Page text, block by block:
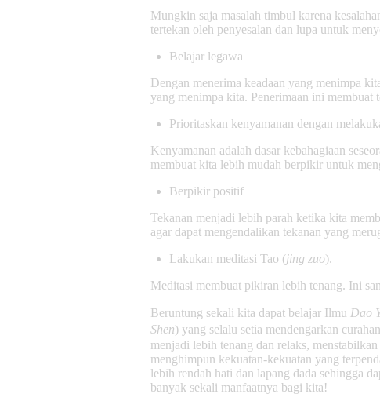
Mungkin saja masalah timbul karena
tertekan oleh penyesalan dan lupa untuk
Belajar legawa
Dengan menerima keadaan yang menimpa
yang menimpa kita. Penerimaan ini membuat
Prioritaskan kenyamanan dengan
Kenyamanan adalah dasar kebahagiaan
membuat kita lebih mudah berpikir untuk
Berpikir positif
Tekanan menjadi lebih parah ketika kita
agar dapat mengendalikan tekanan yang
Lakukan meditasi Tao (jing zuo).
Meditasi membuat pikiran lebih tenang. Ini
Beruntung sekali kita dapat belajar Ilmu Dao
Shen) yang selalu setia mendengarkan
menjadi lebih tenang dan relaks,
menghimpun kekuatan-kekuatan yang
lebih rendah hati dan lapang dada sehingga
banyak sekali manfaatnya bagi kita!